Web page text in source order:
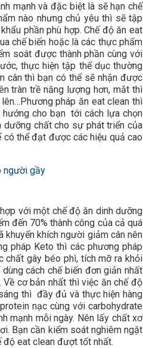
mạnh và đặc biệt là sẽ hạn chế
nào nhưng chủ yêu thì sẽ tập
phần phù hợp. Chế độ ăn eat
chế biến hoặc là các thực phẩm
soát được thành phần cùng với
thực hiện tập thể dục thường
cân thì bạn có thể sẽ nhận được
tràn trề năng lượng hơn, mắt thì
pháp ăn eat clean thì
cho bạn tới cách lựa chọn
dưỡng chất cho sự phát triển của
thể đạt được các hiệu quả cao
người gầy
với một chế độ ăn dinh dưỡng
đến 70% thành công của cả quá
khích người giảm cân nên
pháp Keto thì các phương pháp
chất gây béo phì, tích mỡ ra khỏi
cách chế biến đơn giản nhất
cơ bản nhất thì việc ăn chế độ
thì đầy đủ và thực hiện hàng
nạc cùng với carbohydrate
mạnh mỗi ngày. Nên lấy chất xơ
Bạn cần kiểm soát nghiêm ngặt
độ eat clean đượt tốt nhất.